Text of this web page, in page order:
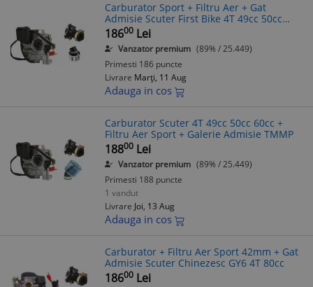
Carburator Sport + Filtru Aer + Gat
Admisie Scuter First Bike 4T 49cc 50cc
60cc TMMP
18600 Lei
Vanzator premium (89% / 25.449)
Primesti 186 puncte
Livrare Marți, 11 Aug
Adauga in cos
Carburator Scuter 4T 49cc 50cc 60cc +
Filtru Aer Sport + Galerie Admisie TMMP
18800 Lei
Vanzator premium (89% / 25.449)
Primesti 188 puncte
1 vandut
Livrare Joi, 13 Aug
Adauga in cos
Carburator + Filtru Aer Sport 42mm + Gat
Admisie Scuter Chinezesc GY6 4T 80cc
18600 Lei